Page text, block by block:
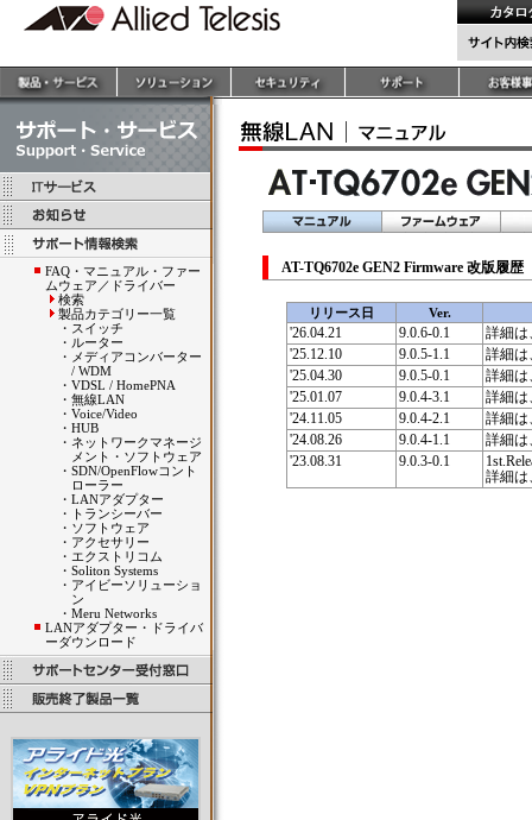
FAQ・マニュアル・ファー
ムウェア／ドライバー
検索
製品カテゴリー一覧
・ スイッチ
・ ルーター
・ メディアコンバーター
/ WDM
・ VDSL / HomePNA
・ 無線LAN
・ Voice/Video
・ HUB
・ ネットワークマネージ
メント・ソフトウェア
・ SDN/OpenFlowコント
ローラー
・ LANアダプター
・
トランシーバー
・ ソフトウェア
・ アクセサリー
・ エクストリコム
・ Soliton Systems
・ アイビーソリューショ
ン
・ Meru Networks
LANアダプター・ドライバ
ーダウンロード
AT-TQ6702e GEN2 Firmware 改版履
リリース日 Ver.
'26.04.21 9.0.6-0.1
詳細は
'25.12.10
9.0.5-1.1
詳細は
'25.04.30
9.0.5-0.1
詳細は
'25.01.07
9.0.4-3.1
詳細は
'24.11.05
9.0.4-2.1
詳細は
'24.08.26
9.0.4-1.1
詳細は
'23.08.31
9.0.3-0.1
詳細は